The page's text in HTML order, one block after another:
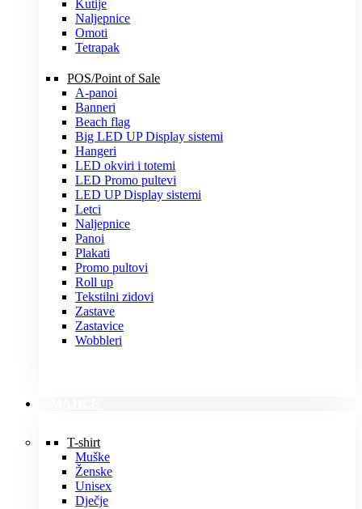
Kutije
Naljepnice
Omoti
Tetrapak
POS/Point of Sale
A-panoi
Banneri
Beach flag
Big LED UP Display sistemi
Hangeri
LED okviri i totemi
LED Promo pultevi
LED UP Display sistemi
Letci
Naljepnice
Panoi
Plakati
Promo pultovi
Roll up
Tekstilni zidovi
Zastave
Zastavice
Wobbleri
T-shirt
Muške
Ženske
Unisex
Dječje